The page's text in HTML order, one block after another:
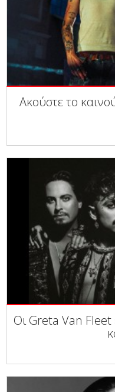
Ακούστε το
Οι Greta Van Fleet